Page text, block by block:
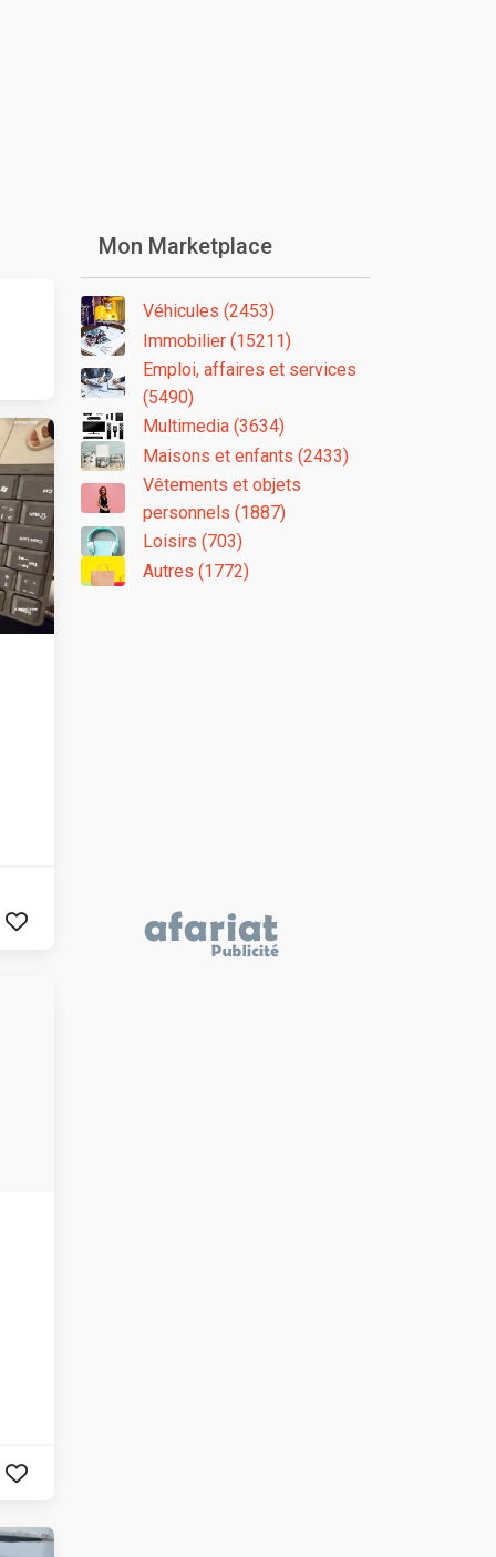
Mon Marketplace
Véhicules (2453)
Immobilier (15211)
Emploi, affaires et services
(5490)
Multimedia (3634)
Maisons et enfants (2433)
Vêtements et objets
personnels (1887)
Loisirs (703)
Autres (1772)